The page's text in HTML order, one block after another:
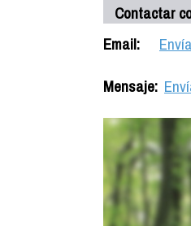
Contactar
Email:
Mensaje: